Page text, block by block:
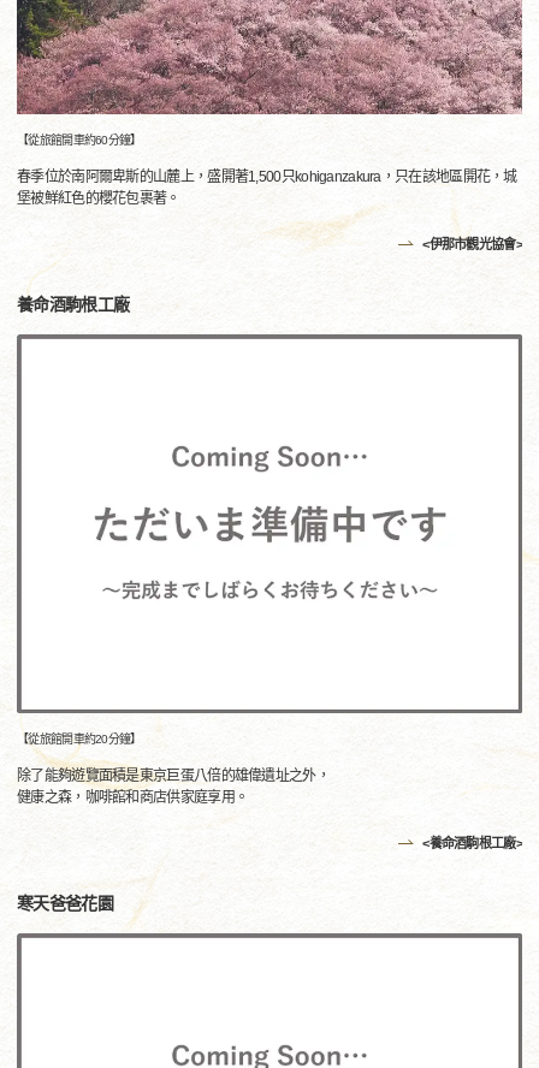
【從旅館開車約60分鐘】
春季位於南阿爾卑斯的山麓上，盛開著1,500只kohiganzakura，只在該地區開花，城
堡被鮮紅色的櫻花包裹著。
<伊那市觀光協會>
養命酒駒根工廠
【從旅館開車約20分鐘】
除了能夠遊覽面積是東京巨蛋八倍的雄偉遺址之外，
健康之森，咖啡館和商店供家庭享用。
<養命酒駒根工廠>
寒天爸爸花園